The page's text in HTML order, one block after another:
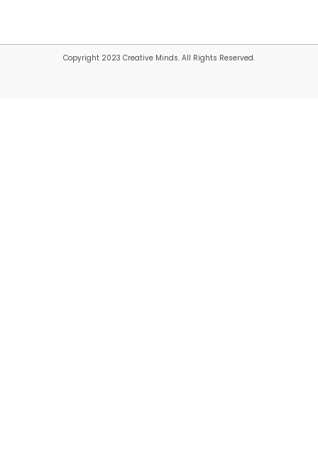
Copyright 2023 Creative Minds. All Rights Reserved.